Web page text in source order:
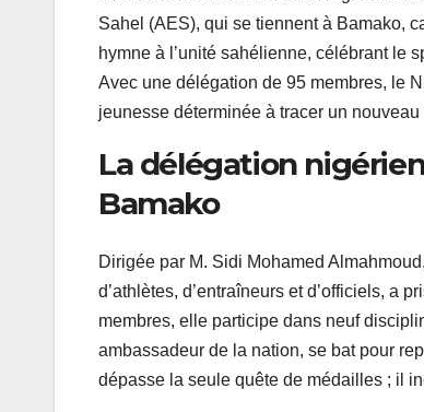
Sahel (AES), qui se tiennent à Bamako,
hymne à l’unité sahélienne, célébrant le
Avec une délégation de 95 membres, le
jeunesse déterminée à tracer un
La délégation
Bamako
Dirigée par M. Sidi Mohamed
d’athlètes, d’entraîneurs et d’officiels, a
membres, elle participe dans neuf
ambassadeur de la nation, se bat pour
dépasse la seule quête de médailles ; il